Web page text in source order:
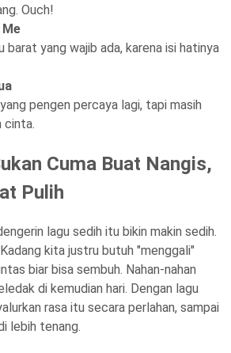
Ouch!
Me
barat yang wajib ada, karena isi hatinya
pengen percaya lagi, tapi masih
cinta.
Cuma Buat Nangis,
Pulih
lagu sedih itu bikin makin sedih.
kita justru butuh "menggali"
biar bisa sembuh. Nahan-nahan
di kemudian hari. Dengan lagu
rasa itu secara perlahan, sampai
lebih tenang.